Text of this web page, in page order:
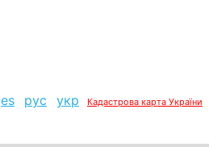
es рус укр Кадастрова карта України